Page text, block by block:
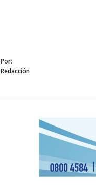
Por:
Redacción